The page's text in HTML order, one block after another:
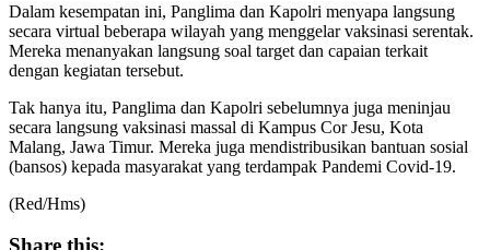
Dalam kesempatan ini, Panglima dan Kapolri menyapa langsung
secara virtual beberapa wilayah yang menggelar vaksinasi serentak.
Mereka menanyakan langsung soal target dan capaian terkait
dengan kegiatan tersebut.
Tak hanya itu, Panglima dan Kapolri sebelumnya juga meninjau
secara langsung vaksinasi massal di Kampus Cor Jesu, Kota
Malang, Jawa Timur. Mereka juga mendistribusikan bantuan sosial
(bansos) kepada masyarakat yang terdampak Pandemi Covid-19.
(Red/Hms)